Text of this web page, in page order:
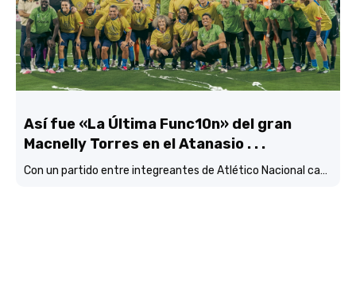
Así fue «La Última Func10n» del gran
Macnelly Torres en el Atanasio . . .
Con un partido entre integreantes de Atlético Nacional campéon continental